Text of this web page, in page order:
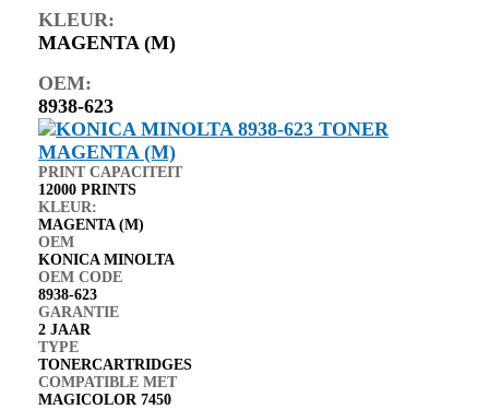
KLEUR:
MAGENTA (M)
OEM:
8938-623
PRINT CAPACITEIT
12000 PRINTS
KLEUR:
MAGENTA (M)
OEM
KONICA MINOLTA
OEM CODE
8938-623
GARANTIE
2 JAAR
TYPE
TONERCARTRIDGES
COMPATIBLE MET
MAGICOLOR 7450